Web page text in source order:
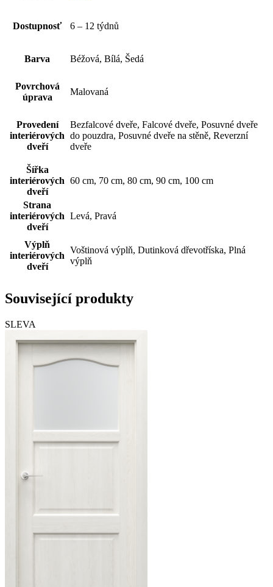
Dostupnosť 6 – 12 týdnů
Barva Béžová, Bílá, Šedá
Povrchová
úprava
Malovaná
Provedení
interiérových
dveří
Bezfalcové dveře, Falcové dveře, Posuvné dveře
do pouzdra, Posuvné dveře na stěně, Reverzní
dveře
Šířka
interiérových
dveří
60 cm, 70 cm, 80 cm, 90 cm, 100 cm
Strana
interiérových
dveří
Levá, Pravá
Výplň
interiérových
dveří
Voštinová výplň, Dutinková dřevotříska, Plná
výplň
Související produkty
SLEVA